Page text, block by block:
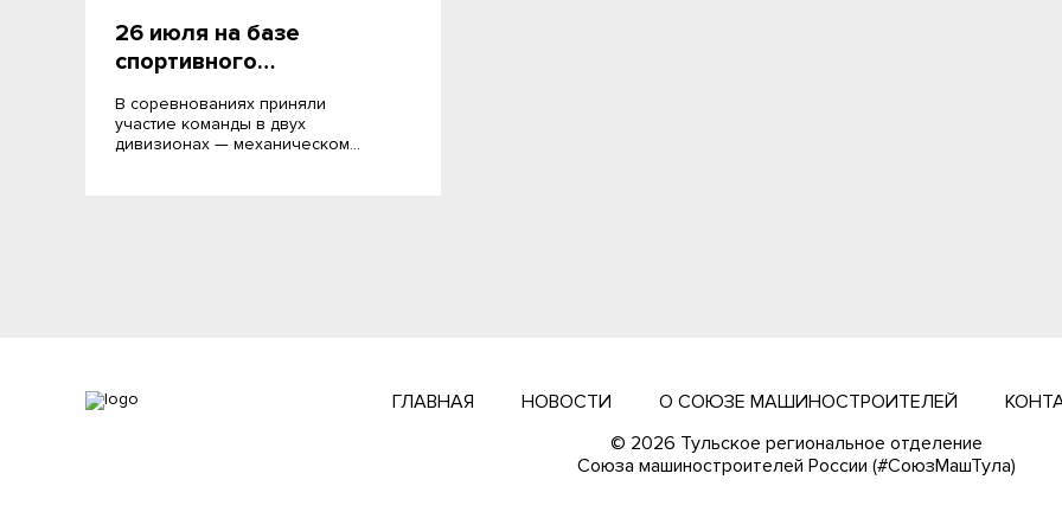
26 июля на базе
спортивного…
В соревнованиях приняли
участие команды в двух
дивизионах — механическом…
ГЛАВНАЯ НОВОСТИ О СОЮЗЕ МАШИНОСТРОИТЕЛЕЙ
© 2026 Тульское региональное отделение
Cоюза машиностроителей России (#СоюзМашТула)